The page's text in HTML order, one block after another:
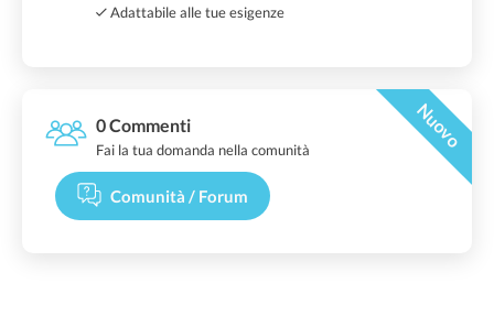
Adattabile alle tue esigenze
0 Commenti Nuovo
Fai la tua domanda nella comunità
Comunità / Forum